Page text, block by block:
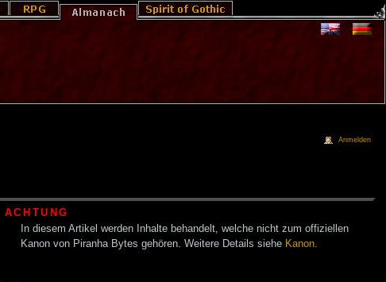
ACHTUNG
In diesem Artikel werden Inhalte behandelt, welche nicht zum offiziellen
Kanon von Piranha Bytes gehören. Weitere Details siehe Kanon.
Anmelden